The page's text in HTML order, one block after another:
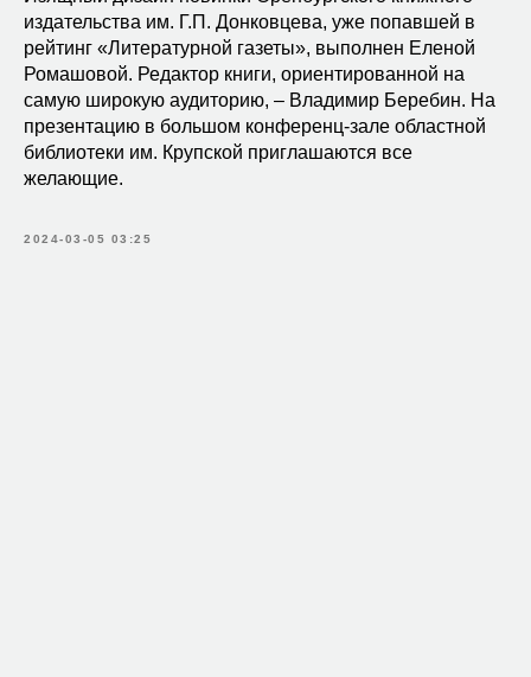
издательства им. Г.П. Донковцева, уже попавшей в
рейтинг «Литературной газеты», выполнен Еленой
Ромашовой. Редактор книги, ориентированной на
самую широкую аудиторию, – Владимир Беребин. На
презентацию в большом конференц-зале областной
библиотеки им. Крупской приглашаются все
желающие.
2024-03-05 03:25